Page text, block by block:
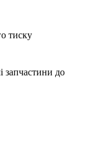
тиску
запчастини до